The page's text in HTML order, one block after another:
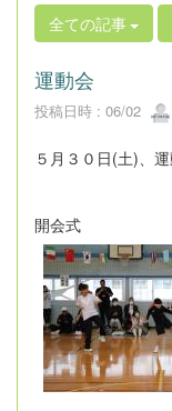
全ての記事
運動会
投稿日時 : 06/02
５月３０日(土)、
開会式